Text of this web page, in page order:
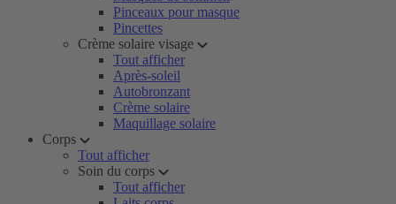
Pinceaux pour masque
Pincettes
Crème solaire visage
Tout afficher
Après-soleil
Autobronzant
Crème solaire
Maquillage solaire
Corps
Tout afficher
Soin du corps
Tout afficher